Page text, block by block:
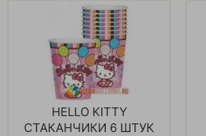
HELLO KITTY
СТАКАНЧИКИ 6 ШТУК